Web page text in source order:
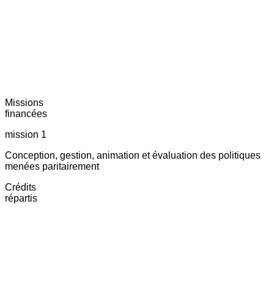
Missions
financées
mission 1
Conception, gestion, animation et évaluation des politiques
menées paritairement
Crédits
répartis